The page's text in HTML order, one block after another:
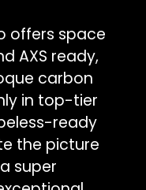
offers space
AXS ready,
carbon
in top-tier
ready
the picture
super